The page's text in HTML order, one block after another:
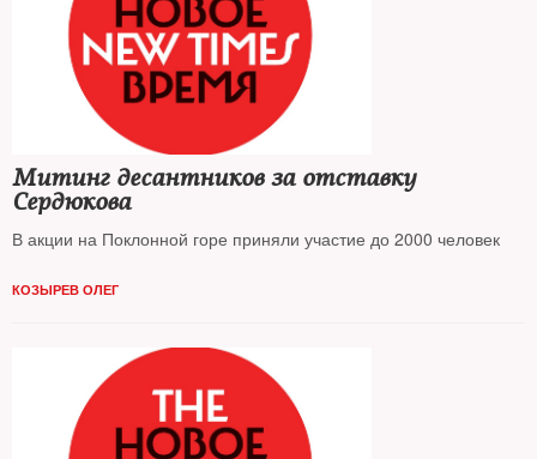
Митинг десантников за отставку
Сердюкова
В акции на Поклонной горе приняли участие до 2000 человек
КОЗЫРЕВ ОЛЕГ